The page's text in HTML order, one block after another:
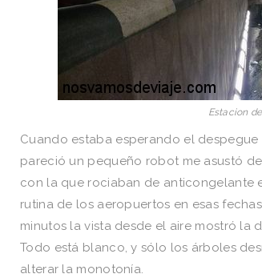
Estacion
Cuando estaba esperando el
pareció un pequeño robot me asustó
con la que rociaban de anticongelante
rutina de los aeropuertos en esas
minutos la vista desde el aire mostró la
Todo está blanco, y sólo los árboles
alterar la monotonía.